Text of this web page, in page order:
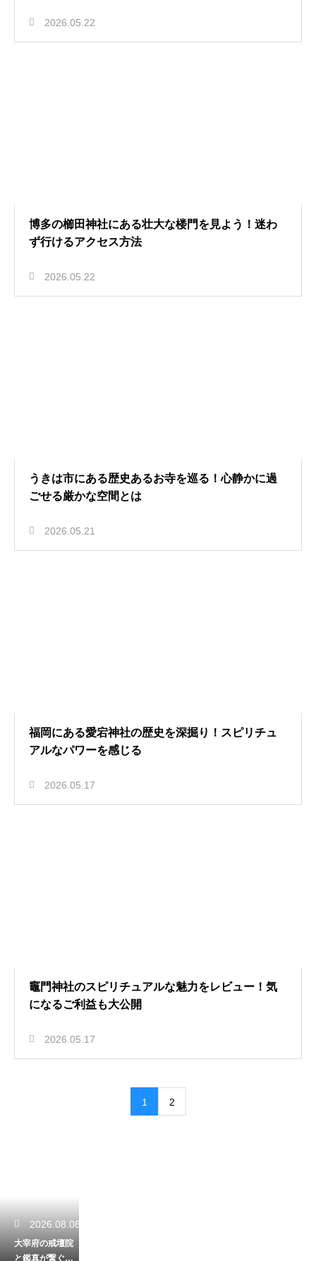
2026.05.22
博多の櫛田神社にある壮大な楼門を見よう！迷わ
ず行けるアクセス方法
2026.05.22
うきは市にある歴史あるお寺を巡る！心静かに過
ごせる厳かな空間とは
2026.05.21
福岡にある愛宕神社の歴史を深掘り！スピリチュ
アルなパワーを感じる
2026.05.17
竈門神社のスピリチュアルな魅力をレビュー！気
になるご利益も大公開
2026.05.17
1 2
2026.08.08
大宰府の戒壇院
と鑑真が繋ぐ貴